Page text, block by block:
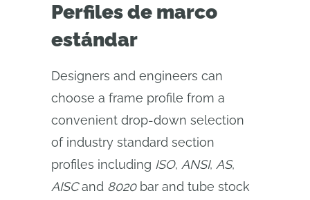
Perfiles de marco
estándar
Designers and engineers can
choose a frame profile from a
convenient drop-down selection
of industry standard section
profiles including ISO, ANSI, AS,
AISCand 8020bar and tube stock